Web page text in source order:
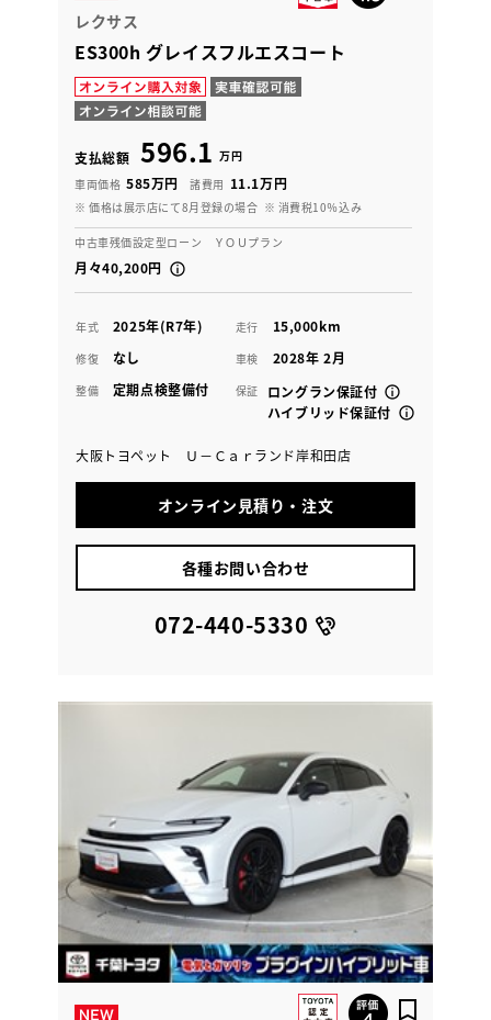
レクサス
ES300h グレイスフルエスコート
支払総額 596.1 万円
車両価格 585万円 諸費用 11.1万円
※ 価格は展示店にて8月登録の場合 ※ 消費税10％込み
中古車残価設定型ローン ＹＯＵプラン
月々40,200円
年式 2025年(R7年) 走行 15,000km
修復 なし 車検 2028年 2月
整備 定期点検整備付 保証
ロングラン保証付
ハイブリッド保証付
大阪トヨペット Ｕ－Ｃａｒランド岸和田店
オンライン見積り・注文
各種お問い合わせ
072-440-5330